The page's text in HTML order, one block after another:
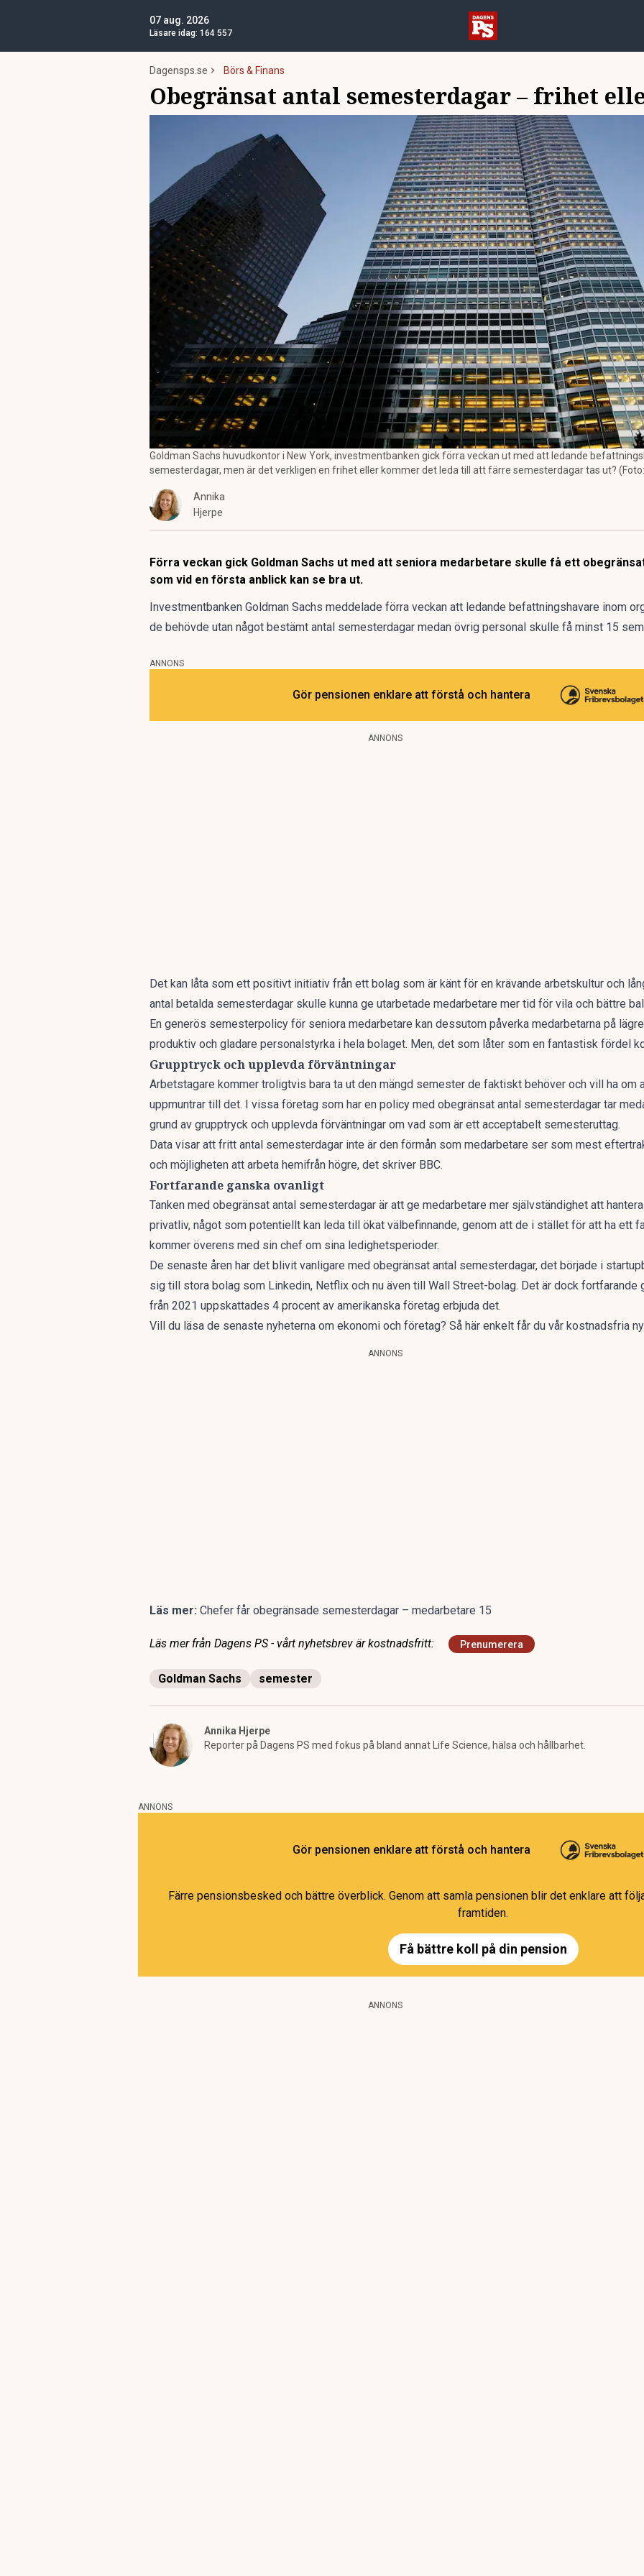
07 aug. 2026
Läsare idag: 164 557
Dagensps.se Börs & Finans
Obegränsat antal semesterdagar – frihet
Goldman Sachs huvudkontor i New York, investmentbanken gick förra veckan ut med att ledande
semesterdagar, men är det verkligen en frihet eller kommer det leda till att färre semesterdagar tas ut?
Annika
Hjerpe
Förra veckan gick Goldman Sachs ut med att seniora medarbetare skulle få ett
som vid en första anblick kan se bra ut.
Investmentbanken Goldman Sachs meddelade förra veckan att ledande befattningshavare inom
de behövde utan något bestämt antal semesterdagar medan övrig personal skulle få minst 15
ANNONS
Gör pensionen enklare att förstå och hantera
ANNONS
Det kan låta som ett positivt initiativ från ett bolag som är känt för en krävande arbetskultur och
antal betalda semesterdagar skulle kunna ge utarbetade medarbetare mer tid för vila och bättre
En generös semesterpolicy för seniora medarbetare kan dessutom påverka medarbetarna på
produktiv och gladare personalstyrka i hela bolaget. Men, det som låter som en fantastisk fördel
Grupptryck och upplevda förväntningar
Arbetstagare kommer troligtvis bara ta ut den mängd semester de faktiskt behöver och vill ha om
uppmuntrar till det. I vissa företag som har en policy med obegränsat antal semesterdagar tar
grund av grupptryck och upplevda förväntningar om vad som är ett acceptabelt semesteruttag.
Data visar att fritt antal semesterdagar inte är den förmån som medarbetare ser som mest
och möjligheten att arbeta hemifrån högre, det skriver BBC.
Fortfarande ganska ovanligt
Tanken med obegränsat antal semesterdagar är att ge medarbetare mer självständighet att
privatliv, något som potentiellt kan leda till ökat välbefinnande, genom att de i stället för att ha ett
kommer överens med sin chef om sina ledighetsperioder.
De senaste åren har det blivit vanligare med obegränsat antal semesterdagar, det började i
sig till stora bolag som Linkedin, Netflix och nu även till Wall Street-bolag. Det är dock fortfarande
från 2021 uppskattades 4 procent av amerikanska företag erbjuda det.
Vill du läsa de senaste nyheterna om ekonomi och företag? Så här enkelt får du vår kostnadsfria
ANNONS
Läs mer: Chefer får obegränsade semesterdagar – medarbetare 15
Läs mer från Dagens PS - vårt nyhetsbrev är kostnadsfritt: Prenumerera
Goldman Sachs semester
Annika Hjerpe
Reporter på Dagens PS med fokus på bland annat Life Science, hälsa och hållbarhet.
ANNONS
Gör pensionen enklare att förstå och hantera
Färre pensionsbesked och bättre överblick. Genom att samla pensionen blir det enklare att
framtiden.
Få bättre koll på din pension
ANNONS